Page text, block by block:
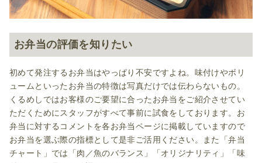
お弁当の評価を知りたい
初めて発注するお弁当はやっぱり不安ですよね。味付けやボリ
ュームといったお弁当の特徴は写真だけでは伝わらないもの。
くるめしではお客様のご要望に合ったお弁当をご紹介させてい
ただくためにスタッフがすべて事前に試食をしております。お
弁当に対するコメントを各お弁当ページに掲載していますので
お弁当を選ぶ際の指標として是非ご活用ください。また「弁当
チャート」では「肉／魚のバランス」「オリジナリティ」「味